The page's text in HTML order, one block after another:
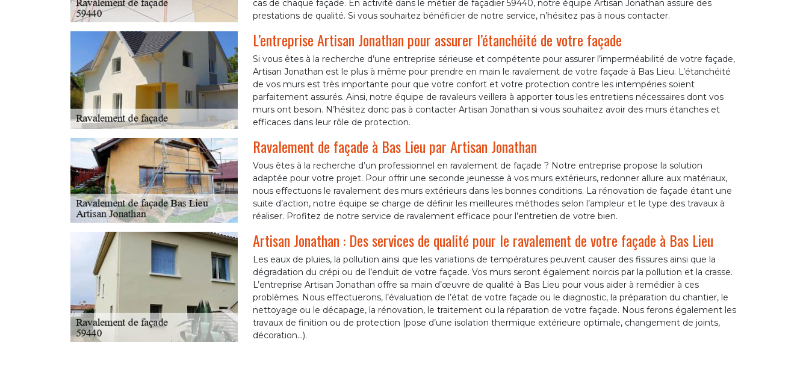
cas de chaque façade. En activité dans le métier de façadier 59440, notre équipe Artisan Jonathan assure des
prestations de qualité. Si vous souhaitez bénéficier de notre service, n’hésitez pas à nous contacter.
L’entreprise Artisan Jonathan pour assurer l’étanchéité de votre façade
Si vous êtes à la recherche d’une entreprise sérieuse et compétente pour assurer l’imperméabilité de votre façade,
Artisan Jonathan est le plus à même pour prendre en main le ravalement de votre façade à Bas Lieu. L’étanchéité
de vos murs est très importante pour que votre confort et votre protection contre les intempéries soient
parfaitement assurés. Ainsi, notre équipe de ravaleurs veillera à apporter tous les entretiens nécessaires dont vos
murs ont besoin. N’hésitez donc pas à contacter Artisan Jonathan si vous souhaitez avoir des murs étanches et
efficaces dans leur rôle de protection.
Ravalement de façade à Bas Lieu par Artisan Jonathan
Vous êtes à la recherche d’un professionnel en ravalement de façade ? Notre entreprise propose la solution
adaptée pour votre projet. Pour offrir une seconde jeunesse à vos murs extérieurs, redonner allure aux matériaux,
nous effectuons le ravalement des murs extérieurs dans les bonnes conditions. La rénovation de façade étant une
suite d’action, notre équipe se charge de définir les meilleures méthodes selon l’ampleur et le type des travaux à
réaliser. Profitez de notre service de ravalement efficace pour l’entretien de votre bien.
Artisan Jonathan : Des services de qualité pour le ravalement de votre façade à Bas Lieu
Les eaux de pluies, la pollution ainsi que les variations de températures peuvent causer des fissures ainsi que la
dégradation du crépi ou de l’enduit de votre façade. Vos murs seront également noircis par la pollution et la crasse.
L’entreprise Artisan Jonathan offre sa main d’œuvre de qualité à Bas Lieu pour vous aider à remédier à ces
problèmes. Nous effectuerons, l’évaluation de l’état de votre façade ou le diagnostic, la préparation du chantier, le
nettoyage ou le décapage, la rénovation, le traitement ou la réparation de votre façade. Nous ferons également les
travaux de finition ou de protection (pose d’une isolation thermique extérieure optimale, changement de joints,
décoration…).